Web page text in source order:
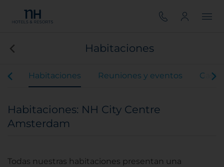
Habitaciones
Habitaciones Reuniones y eventos
Habitaciones: NH City Centre
Amsterdam
Todas nuestras habitaciones presentan una